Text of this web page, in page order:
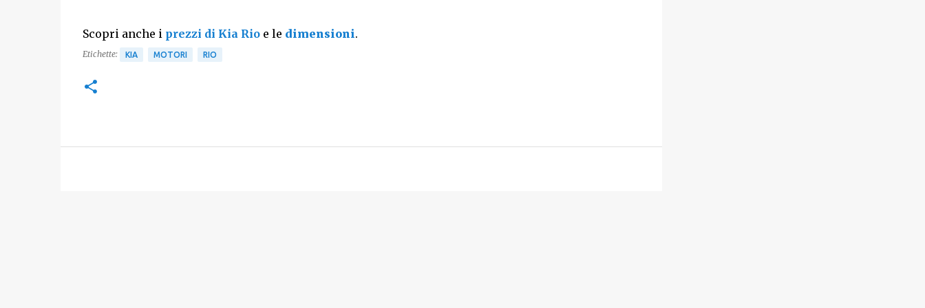
Scopri anche i prezzi di Kia Rioe le dimensioni.
Etichette: KIA MOTORI RIO